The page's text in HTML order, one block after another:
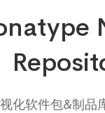
化软件包&制品